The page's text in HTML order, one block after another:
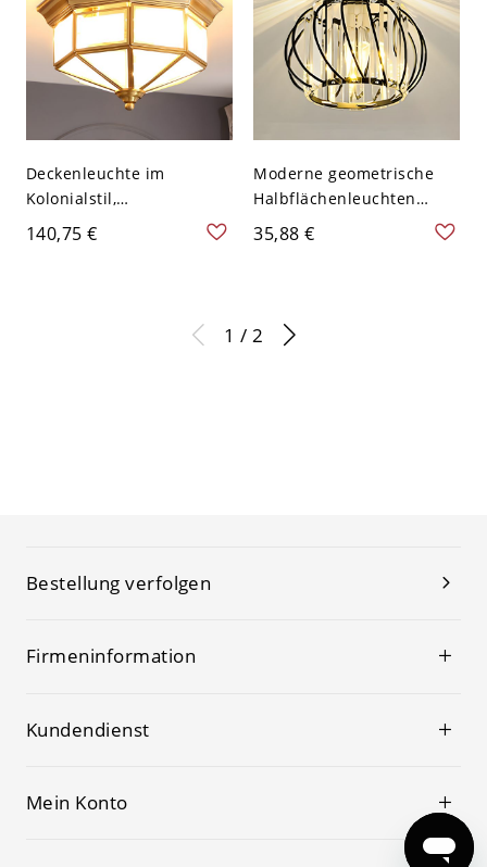
Deckenleuchte im
Kolonialstil,
Metallrahmen, goldene
Beleuchtung für das
140,75 €
Moderne geometrische
Halbflächenleuchten
Kristall 1 Licht
Beleuchtungseinrichtung
35,88 €
1 / 2
Bestellung verfolgen
Firmeninformation
Kundendienst
Mein Konto